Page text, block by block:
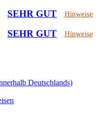
SEHR GUT Hinweise
SEHR GUT Hinweise
Deutschlands)